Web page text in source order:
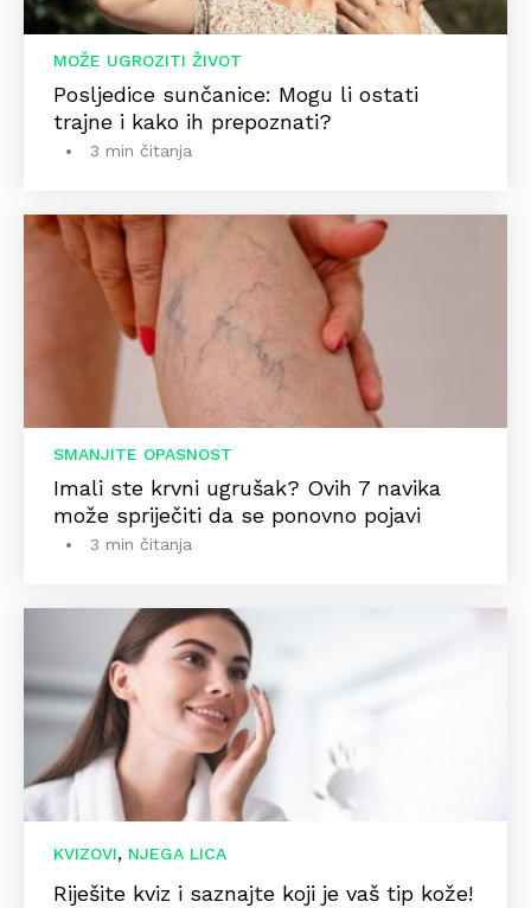
MOŽE UGROZITI ŽIVOT
Posljedice sunčanice: Mogu li ostati
trajne i kako ih prepoznati?
3 min čitanja
SMANJITE OPASNOST
Imali ste krvni ugrušak? Ovih 7 navika
može spriječiti da se ponovno pojavi
3 min čitanja
KVIZOVI, NJEGA LICA
Riješite kviz i saznajte koji je vaš tip kože!